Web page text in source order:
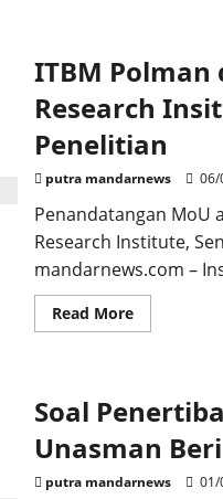
Solidarity
Home
Jilid
V
ITBM Polman
Research
Penelitian
putra mandarnews 06/
Penandatangan MoU
Research Institute,
mandarnews.com –
Read MoreRead
more
Peneleh
Research
Insitute
Jalin
Penelitian
Soal
Unasman
putra mandarnews 01/